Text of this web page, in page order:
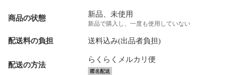
商品の状態 新品、未使用
新品で購入し、一度も使用していない
配送料の負担 送料込み(出品者負担)
配送の方法
らくらくメルカリ便
匿名配送